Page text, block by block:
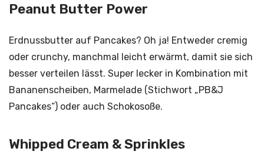
Peanut Butter Power
Erdnussbutter auf Pancakes? Oh ja! Entweder cremig
oder crunchy, manchmal leicht erwärmt, damit sie sich
besser verteilen lässt. Super lecker in Kombination mit
Bananenscheiben, Marmelade (Stichwort „PB&J
Pancakes“) oder auch Schokosoße.
Whipped Cream & Sprinkles